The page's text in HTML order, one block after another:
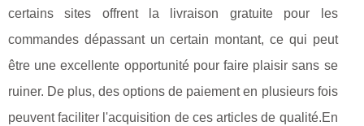
certains sites offrent la livraison gratuite pour les
commandes dépassant un certain montant, ce qui peut
être une excellente opportunité pour faire plaisir sans se
ruiner. De plus, des options de paiement en plusieurs fois
peuvent faciliter l'acquisition de ces articles de qualité.En